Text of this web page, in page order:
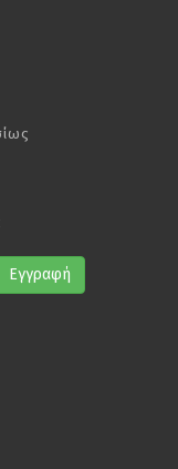
Εγγραφή